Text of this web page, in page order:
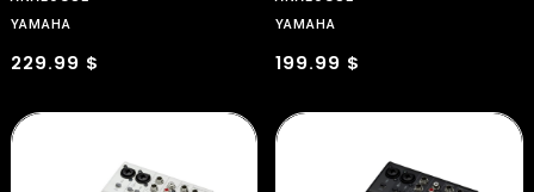
YAMAHA
229.99 $
YAMAHA
199.99 $